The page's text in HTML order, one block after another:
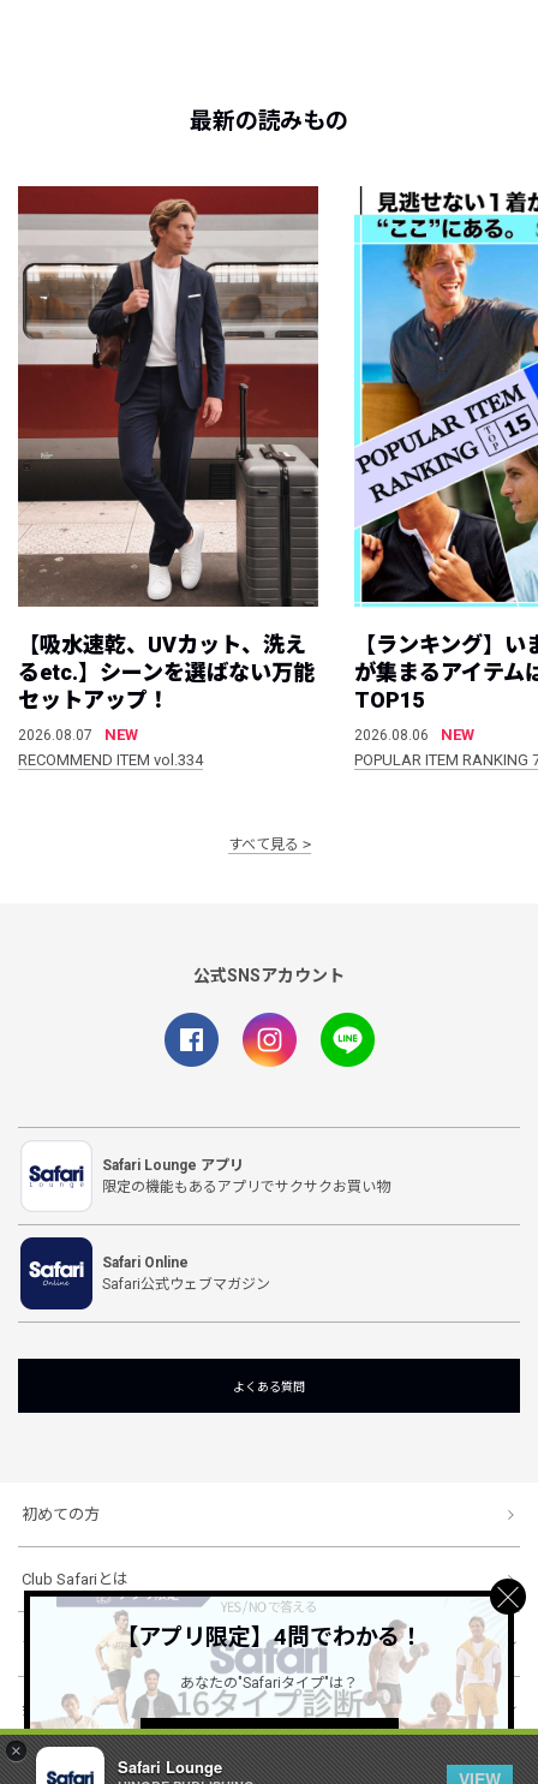
×
Safari Lounge
VIEW
最新の読みもの
【吸水速乾、UVカット、洗え
るetc.】シーンを選ばない万能
セットアップ！
2026.08.07
NEW
RECOMMEND ITEM vol.334
【ランキング】
が集まるアイテム
TOP15
2026.08.06
NEW
POPULAR ITEM
すべて見る
公式SNSアカウント
Safari Lounge アプリ
限定の機能もあるアプリでサクサクお買い物
Safari Online
Safari公式ウェブマガジン
よくある質問
初めての方
Club Safariとは
ショッピングガイド
会社概要・規約
【アプリ限定】4問でわかる！
あなたの"Safariタイプ"は？
詳しくはこちら ＞